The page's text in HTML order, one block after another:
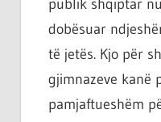
publik shqiptar
dobësuar
të jetës. Kjo për
gjimnazeve kanë
pamjaftueshëm